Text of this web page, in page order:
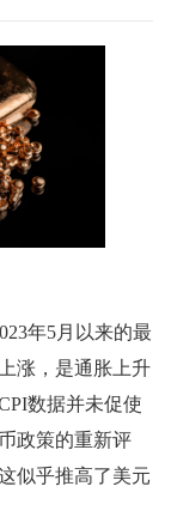
年5月以来的最
涨，是通胀上升
数据并未促使
政策的重新评
似乎推高了美元